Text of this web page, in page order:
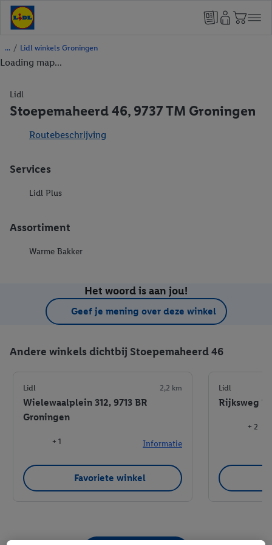
/ Lidl winkels Groningen
Loading map...
Lidl
Stoepemaheerd 46, 9737 TM Groningen
Routebeschrijving
Services
Lidl Plus
Assortiment
Warme Bakker
Het woord is aan jou!
Geef je mening over deze winkel
Andere winkels dichtbij Stoepemaheerd 46
Lidl 2,2 km
Wielewaalplein 312, 9713 BR
Groningen
+ 1 Informatie
Favoriete winkel
Lidl
Rijksweg
+ 2